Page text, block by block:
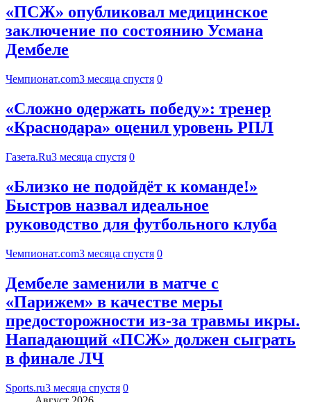
«ПСЖ» опубликовал медицинское
заключение по состоянию Усмана
Дембеле
Чемпионат.com3 месяца спустя 0
«Сложно одержать победу»: тренер
«Краснодара» оценил уровень РПЛ
Газета.Ru3 месяца спустя 0
«Близко не подойдёт к команде!»
Быстров назвал идеальное
руководство для футбольного клуба
Чемпионат.com3 месяца спустя 0
Дембеле заменили в матче с
«Парижем» в качестве меры
предосторожности из-за травмы икры.
Нападающий «ПСЖ» должен сыграть
в финале ЛЧ
Sports.ru3 месяца спустя 0